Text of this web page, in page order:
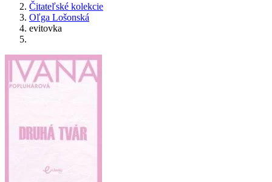
Čitateľské kolekcie
Oľga Lošonská
evitovka